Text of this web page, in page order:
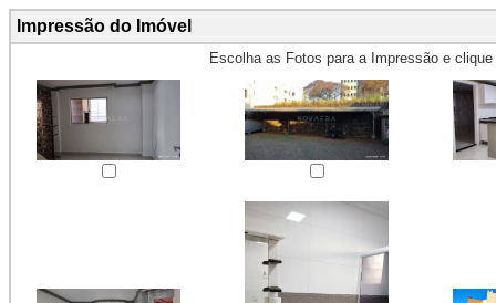
Impressão do Imóvel
Escolha as Fotos para a Impressão e clique